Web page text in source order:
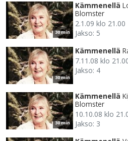
30 min
Kämmenellä
Blomster
2.1.09 klo 21.00
Jakso: 5
30 min
Kämmenellä
7.11.08 klo
Jakso: 4
30 min
Kämmenellä
Blomster
10.10.08 klo
Jakso: 3